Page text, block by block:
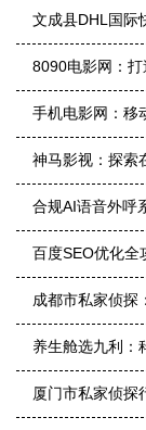
文成县DHL国际
8090电影网：
手机电影网：移
神马影视：探索
合规AI语音外呼
百度SEO优化全
成都市私家侦探
养生舱选九利：
厦门市私家侦探